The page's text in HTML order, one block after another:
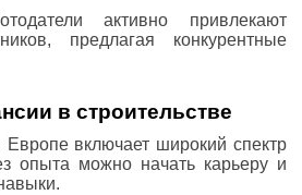
активно привлекают
предлагая конкурентные
в строительстве
Европе включает широкий спектр
опыта можно начать карьеру и